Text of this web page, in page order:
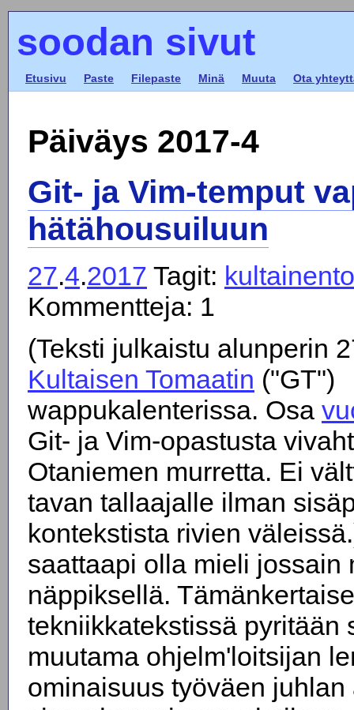
soodan sivut
Etusivu Paste Filepaste Minä Muuta Ota
Päiväys 2017-4
Git- ja Vim-temput
hätähousuiluun
27.4.2017 Tagit:
Kommentteja: 1
(Teksti julkaistu alunperin
Kultaisen Tomaatin ("GT")
wappukalenterissa. Osa
Git- ja Vim-opastusta
Otaniemen murretta. Ei
tavan tallaajalle ilman
kontekstista rivien
saattaapi olla mieli jossain
näppiksellä.
tekniikkatekstissä pyritään
muutama ohjelm'loitsijan
ominaisuus työväen